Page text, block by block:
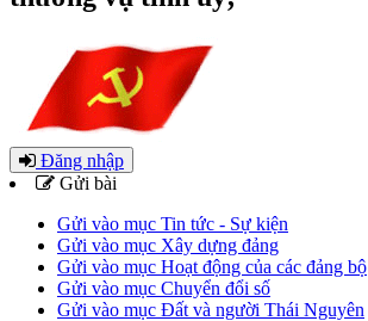
Đăng nhập
Gửi bài
Gửi vào mục Tin tức - Sự kiện
Gửi vào mục Xây dựng đảng
Gửi vào mục Hoạt động của các đảng bộ
Gửi vào mục Chuyển đổi số
Gửi vào mục Đất và người Thái Nguyên